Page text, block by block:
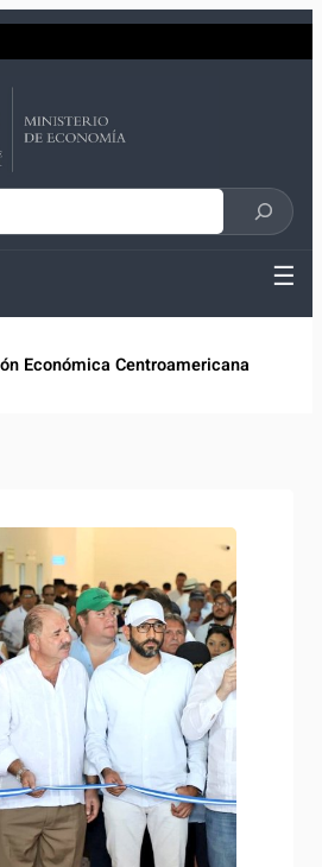
☰
Económica Centroamericana